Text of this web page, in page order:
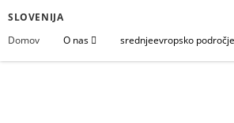
SLOVENIJA
Domov
O nas srednjeevropsko področje